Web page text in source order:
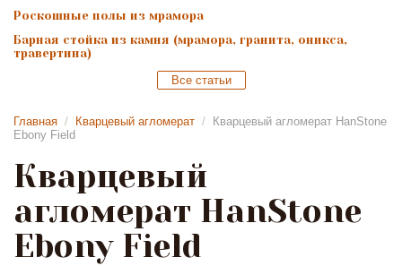
Роскошные полы из мрамора
Барная стойка из камня (мрамора, гранита, оникса,
травертина)
Все статьи
Главная / Кварцевый агломерат /
Кварцевый агломерат HanStone
Ebony Field
Кварцевый
агломерат HanStone
Ebony Field